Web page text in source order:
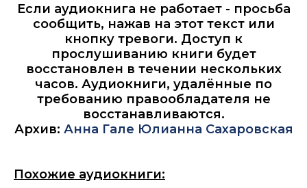
Если аудиокнига не работает - просьба
сообщить, нажав на этот текст или
кнопку тревоги. Доступ к
прослушиванию книги будет
восстановлен в течении нескольких
часов. Аудиокниги, удалённые по
требованию правообладателя не
восстанавливаются.
Архив: Анна Гале Юлианна Сахаровская
Похожие аудиокниги: